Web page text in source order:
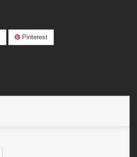
Pinterest